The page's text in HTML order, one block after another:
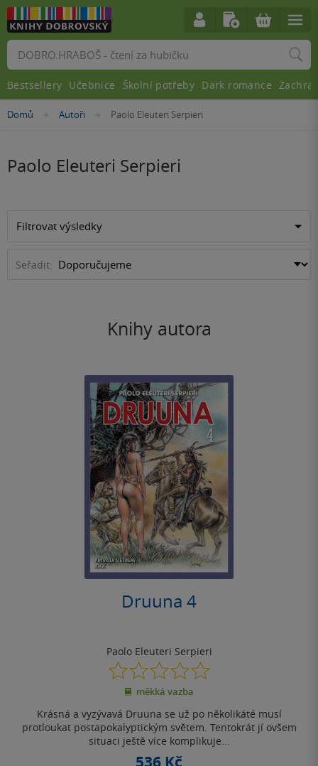
Nacházíte
Domů »Autoři »Paolo Eleuteri Serpieri
Paolo Eleuteri Serpieri
Filtrovat výsledky
Seřadit:
Knihy autora
Druuna 4
Paolo Eleuteri Serpieri
0.0
z
5
měkká vazba
Krásná a vyzývavá Druuna se už po několikáté musí
protloukat postapokalyptickým světem. Tentokrát jí ovšem
situaci ještě více komplikuje...
Vyhledávání
Bestsellery Učebnice Školní potřeby Dark romance